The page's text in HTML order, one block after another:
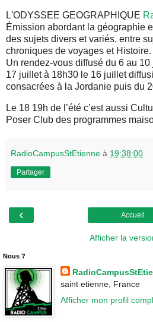
L'ODYSSEE GEOGRAPHIQUE
Émission abordant la géographie
des sujets divers et variés, entre
chroniques de voyages et Histoire.
Un rendez-vous diffusé du 6 au
17 juillet à 18h30 le 16 juillet
consacrées à la Jordanie puis du
Le 18 19h de l’été c’est aussi
Poser Club des programmes
RadioCampusStEtienne à 19:38:00
Partager
‹ Accueil
Afficher la
Nous ?
saint etienne, France
Afficher mon profil